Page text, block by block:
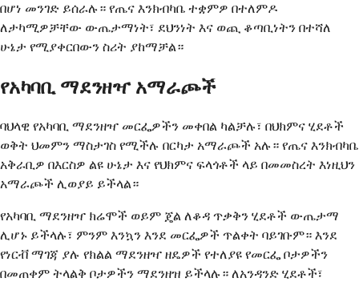
በሆነ መንገድ ይሰራሉ። የጤና እንክብካቤ ተቋምዎ በተለምዶ
ለታካሚዎቻቸው ውጤታማነት፣ ደህንነት እና ወጪ ቆጣቢነትን በተሻለ
ሁኔታ የሚያቀርበውን ስሪት ያከማቻል።
የአካባቢ ማደንዘዣ አማራጮች
ባህላዊ የአካባቢ ማደንዘዣ መርፌዎችን መቀበል ካልቻሉ፣ በህክምና ሂደቶች
ወቅት ህመምን ማስታገስ የሚችሉ በርካታ አማራጮች አሉ። የጤና እንክብካቤ
አቅራቢዎ በእርስዎ ልዩ ሁኔታ እና የህክምና ፍላጎቶች ላይ በመመስረት እነዚህን
አማራጮች ሊወያይ ይችላል።
የአካባቢ ማደንዘዣ ክሬሞች ወይም ጄል ለቆዳ ጥቃቅን ሂደቶች ውጤታማ
ሊሆኑ ይችላሉ፣ ምንም እንኳን እንደ መርፌዎች ጥልቀት ባይገቡም። እንደ
የነርቭ ማገጃ ያሉ የክልል ማደንዘዣ ዘዴዎች የተለያዩ የመርፌ ቦታዎችን
በመጠቀም ትላልቅ ቦታዎችን ማደንዘዝ ይችላሉ። ለአንዳንድ ሂደቶች፣